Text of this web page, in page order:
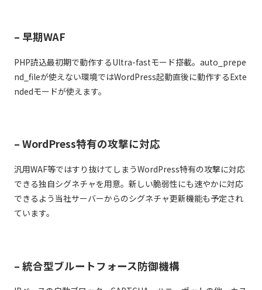
– 早期WAF
PHP読込最初期で動作するUltra-fastモード搭載。auto_prepe
nd_fileが使えない環境ではWordPress起動直後に動作するExte
ndedモードが使えます。
– WordPress特有の攻撃に対応
汎用WAF等ではすり抜けてしまうWordPress特有の攻撃に対応
できる独自シグネチャを用意。新しい脆弱性にも速やかに対応
できるよう当社サーバーからのシグネチャ更新機能も予定され
ています。
– 統合型ブルートフォース防御機構